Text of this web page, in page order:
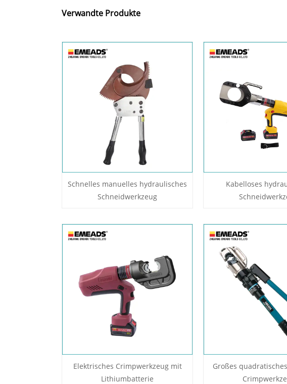
Verwandte Produkte
Schnelles manuelles hydraulisches
Schneidwerkzeug
Kabelloses
Elektrisches Crimpwerkzeug mit
Lithiumbatterie
Großes